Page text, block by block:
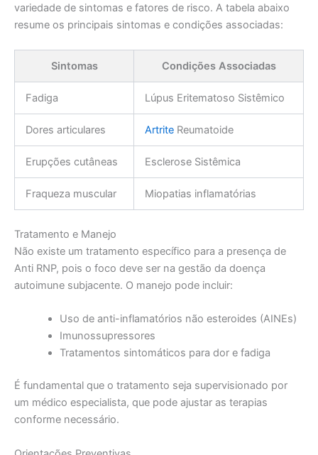
variedade de sintomas e fatores de risco. A tabela abaixo
resume os principais sintomas e condições associadas:
Sintomas Condições Associadas
Fadiga Lúpus Eritematoso Sistêmico
Dores articulares ArtriteReumatoide
Erupções cutâneas Esclerose Sistêmica
Fraqueza muscular Miopatias inflamatórias
Tratamento e Manejo
Não existe um tratamento específico para a presença de
Anti RNP, pois o foco deve ser na gestão da doença
autoimune subjacente. O manejo pode incluir:
Uso de anti-inflamatórios não esteroides (AINEs)
Imunossupressores
Tratamentos sintomáticos para dor e fadiga
É fundamental que o tratamento seja supervisionado por
um médico especialista, que pode ajustar as terapias
conforme necessário.